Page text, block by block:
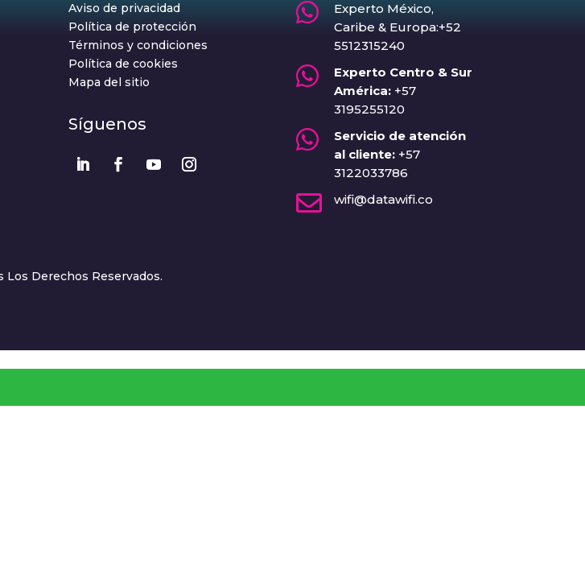
Aviso de privacidad
Política de protección
Términos y condiciones
Política de cookies
Mapa del sitio
Síguenos

Experto México,
Caribe & Europa:+52
5512315240

Experto Centro & Sur
América: +57
3195255120

Servicio de atención
al cliente: +57
3122033786
 wifi@datawifi.co
Los Derechos Reservados.